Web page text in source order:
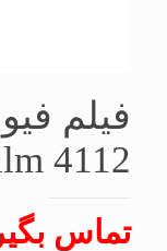
فیلم
4112
تماس بگیرید